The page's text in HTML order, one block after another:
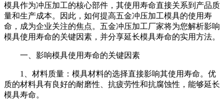
模具作为冲压加工的核心部件，其使用寿命直接关系到产品质
量和生产成本。因此，如何提高五金冲压加工模具的使用寿
命，成为企业关注的焦点。五金冲压加工厂家将为您解析影响
模具使用寿命的关键因素，并分享延长模具寿命的实用方法。
一、影响模具使用寿命的关键因素
1、材料质量：模具材料的选择直接影响其使用寿命。优
质的材料具有良好的耐磨性、抗疲劳性和抗腐蚀性，能够延长
模具寿命。